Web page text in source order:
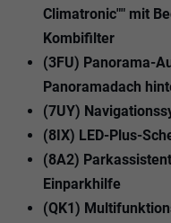
Climatronic"" mit
Kombifilter
(3FU) Panorama-
Panoramadach
(7UY)
(8IX) LED-Plus-
(8A2)
Einparkhilfe
(QK1)